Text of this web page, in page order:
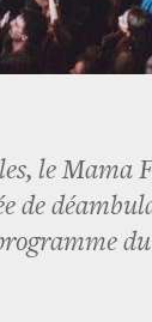
le Mama
de